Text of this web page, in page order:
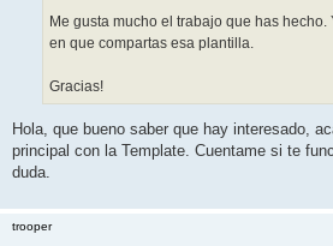
Me gusta mucho el trabajo que has
en que compartas esa plantilla.
Gracias!
Hola, que bueno saber que hay interesado,
principal con la Template. Cuentame si te
duda.
trooper